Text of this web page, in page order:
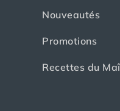
Nouveautés
Promotions
Recettes du